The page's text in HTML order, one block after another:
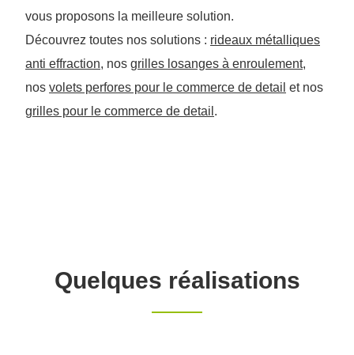
vous proposons la meilleure solution.
Découvrez toutes nos solutions : rideaux métalliques
anti effraction, nos grilles losanges à enroulement,
nos volets perfores pour le commerce de detail et nos
grilles pour le commerce de detail .
Quelques réalisations